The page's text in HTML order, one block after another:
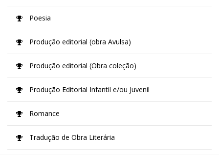
Poesia
Produção editorial (obra Avulsa)
Produção editorial (Obra coleção)
Produção Editorial Infantil e/ou Juvenil
Romance
Tradução de Obra Literária